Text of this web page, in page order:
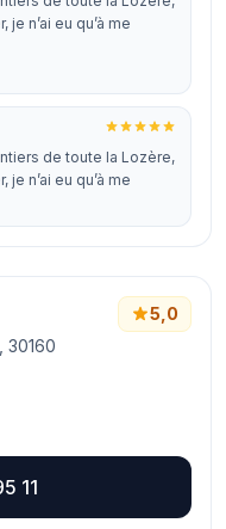
n’ai eu qu’à me
de toute la Lozère,
n’ai eu qu’à me
30160
5,0
11